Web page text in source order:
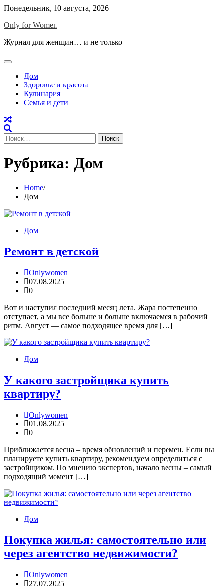
Skip
content
Понедельник, 10 августа, 2026
Only for Women
Журнал для женщин… и не только
Дом
Здоровье и красота
Кулинария
Семья и дети
Найти:
Рубрика: Дом
Home
Дом
Дом
Ремонт в детской
Onlywomen
07.08.2025
0
Вот и наступил последний месяц лета. Жара постепенно
отступает, а мы все больше и больше включаемся в рабочий
ритм. Август — самое подходящее время для […]
Дом
У какого застройщика купить
квартиру?
Onlywomen
01.08.2025
0
Приближается весна – время обновлений и перемен. Если вы
планируете купить квартиру, рекомендуем определиться с
застройщиком. По мнению экспертов, начало весны – самый
подходящий момент […]
Дом
Покупка жилья: самостоятельно или
через агентство недвижимости?
Onlywomen
27.07.2025